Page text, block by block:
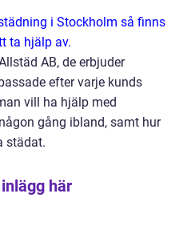
i Stockholm så finns
ta hjälp av.
AB, de erbjuder
efter varje kunds
vill ha hjälp med
gång ibland, samt hur
städat.
här